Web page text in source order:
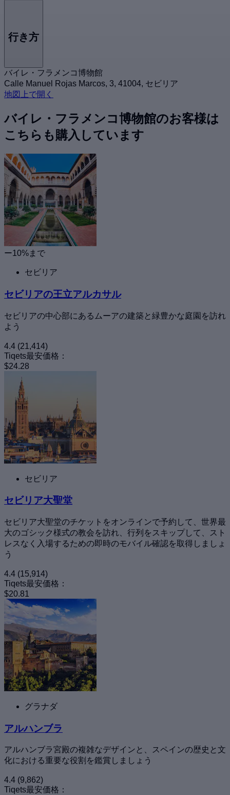
行き方
バイレ・フラメンコ博物館
Calle Manuel Rojas Marcos, 3, 41004, セビリア
地図上で開く
バイレ・フラメンコ博物館のお客様は
こちらも購入しています
ー10%まで
セビリア
セビリアの王立アルカサル
セビリアの中心部にあるムーアの建築と緑豊かな庭園を訪れ
よう
4.4 (21,414)
Tiqets最安価格：
$24.28
セビリア
セビリア大聖堂
セビリア大聖堂のチケットをオンラインで予約して、世界最
大のゴシック様式の教会を訪れ、行列をスキップして、スト
レスなく入場するための即時のモバイル確認を取得しましょ
う
4.4 (15,914)
Tiqets最安価格：
$20.81
グラナダ
アルハンブラ
アルハンブラ宮殿の複雑なデザインと、スペインの歴史と文
化における重要な役割を鑑賞しましょう
4.4 (9,862)
Tiqets最安価格：